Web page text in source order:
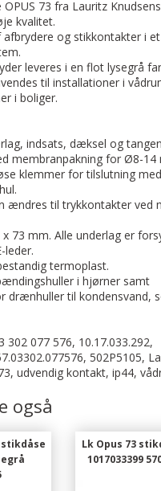
73 fra Lauritz
kvalitet.
afbrydere og stikkontakter i et
leveres i en flot lysegrå
til installationer i
i boliger.
indsats, dæksel og
membranpakning for Ø8-14
klemmer for tilslutning
ændres til trykkontakter ved
73 mm. Alle underlag er
leder.
termoplast.
i hjørner samt
drænhuller til kondensvand,
302 077 576, 10.17.033.292,
502P5105,
udvendig kontakt, ip44,
også
stikdåse
Lk Opus 73
1017033399